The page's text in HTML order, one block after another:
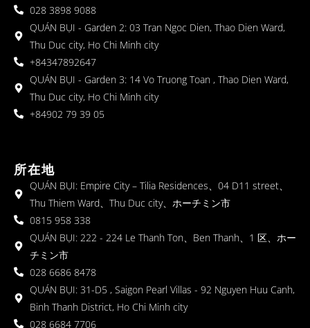
028 3898 9088
QUÁN BỤI - Garden 2: 03 Tran Ngoc Dien, Thao Dien Ward,
Thu Duc city, Ho Chi Minh city
+84347892647
QUÁN BỤI - Garden 3: 14 Vo Truong Toan , Thao Dien Ward,
Thu Duc city, Ho Chi Minh city
+84902 79 39 05
所在地
QUÁN BỤI: Empire City – Tilia Residences、04 D11 street、
Thu Thiem Ward、Thu Duc city、ホーチミン市
0815 958 338
QUÁN BỤI: 222 - 224 Le Thanh Ton、Ben Thanh、1 区、ホー
チミン市
028 6686 8478
QUÁN BỤI: 31-D5 , Saigon Pearl Villas - 92 Nguyen Huu Canh,
Binh Thanh District, Ho Chi Minh city
028 6684 7706